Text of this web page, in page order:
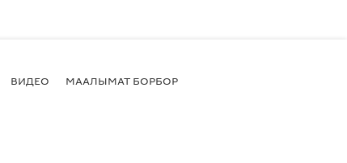
ВИДЕО МААЛЫМАТ БОРБОР